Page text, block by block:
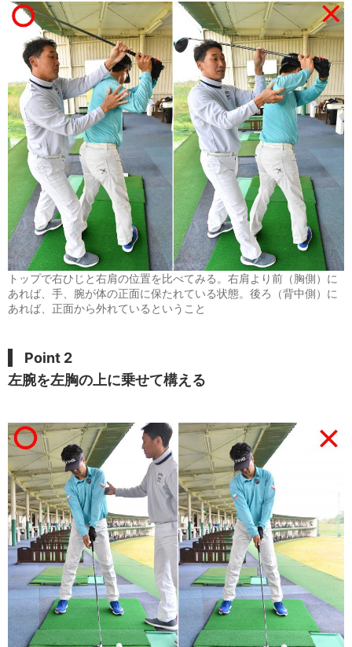
トップで右ひじと右肩の位置を比べてみる。右肩より前（胸側）に
あれば、手、腕が体の正面に保たれている状態。後ろ（背中側）に
あれば、正面から外れているということ
Point 2
左腕を左胸の上に乗せて構える